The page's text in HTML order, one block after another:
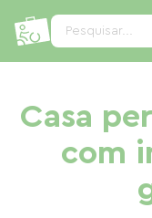
Pesquisar...
Casa
com
Painel de